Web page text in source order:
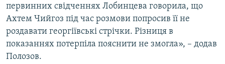
первинних свідченнях Лобинцева говорила, що
Ахтем Чийгоз під час розмови попросив її не
роздавати георгіївські стрічки. Різниця в
показаннях потерпіла пояснити не змогла», – додав
Полозов.